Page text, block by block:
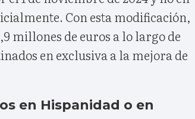
Con esta modificación,
millones de euros a lo largo de
en exclusiva a la mejora de
en Hispanidad o en